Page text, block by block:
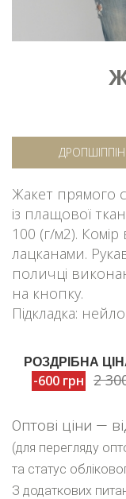
Жакет прямого
із плащової
100 (г/м2).
лацканами.
поличці
на кнопку.
Підкладка:
РОЗДРІБНА
-600 грн 2
Оптові ціни —
(для перегляду
та статус
З додаткових